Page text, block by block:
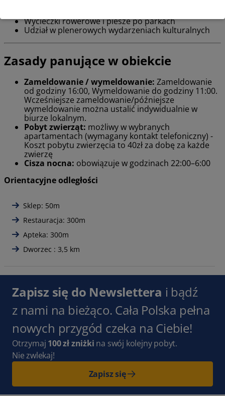
Wycieczki rowerowe i piesze po parkach
Udział w plenerowych wydarzeniach kulturalnych
Zasady panujące w obiekcie
Zameldowanie / wymeldowanie: Zameldowanie
od godziny 16:00, Wymeldowanie do godziny 11:00.
Wcześniejsze zameldowanie/późniejsze
wymeldowanie można ustalić indywidualnie w
biurze lokalnym.
Pobyt zwierząt: możliwy w wybranych
apartamentach (wymagany kontakt telefoniczny) -
Koszt pobytu zwierzęcia to 40zł za dobę za każde
zwierzę
Cisza nocna: obowiązuje w godzinach 22:00–6:00
Orientacyjne odległości
Sklep: 50m
Restauracja: 300m
Apteka: 300m
Dworzec : 3,5 km
Zapisz się do Newslettera i bądź
z nami na bieżąco. Cała Polska pełna
nowych przygód czeka na Ciebie!
Otrzymaj 100 zł zniżki na swój kolejny pobyt.
Nie zwlekaj!
Zapisz się